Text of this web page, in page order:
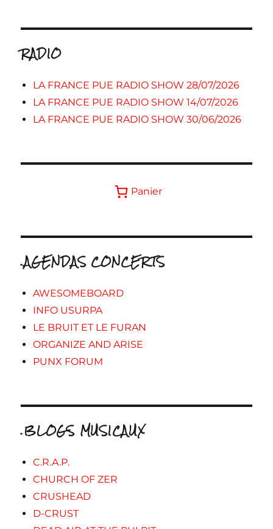
RADIO
LA FRANCE PUE RADIO SHOW 28/07/2026
LA FRANCE PUE RADIO SHOW 14/07/2026
LA FRANCE PUE RADIO SHOW 30/06/2026
Panier
.AGENDAS CONCERTS
AWESOMEBOARD
INFO USURPA
LE BRUIT ET LE FURAN
ORGANIZE AND ARISE
PUNX FORUM
.BLOGS MUSICAUX
C.R.A.P.
CHURCH OF ZER
CRUSHEAD
D-CRUST